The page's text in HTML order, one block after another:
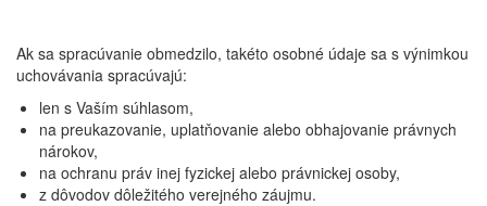
Ak sa spracúvanie obmedzilo, takéto osobné údaje sa s výnimkou
uchovávania spracúvajú:
len s Vaším súhlasom,
na preukazovanie, uplatňovanie alebo obhajovanie právnych
nárokov,
na ochranu práv inej fyzickej alebo právnickej osoby,
z dôvodov dôležitého verejného záujmu.